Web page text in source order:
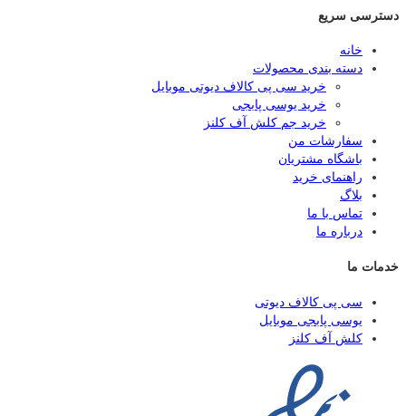
دسترسی سریع
خانه
دسته بندی محصولات
خرید سی پی کالاف دیوتی موبایل
خرید یوسی پابجی
خرید جم کلش آف کلنز
سفارشات من
باشگاه مشتریان
راهنمای خرید
بلاگ
تماس با ما
درباره ما
خدمات ما
سی پی کالاف دیوتی
یوسی پابجی موبایل
کلش آف کلنز